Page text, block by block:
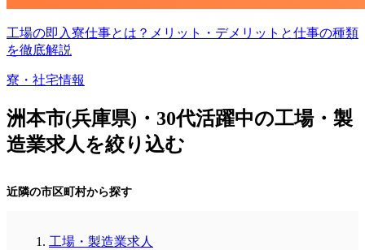
工場の即入寮仕事とは？メリット・デメリットと仕事の種類
を徹底解説
寮・社宅情報
洲本市(兵庫県)・30代活躍中の工場・製
造業求人を絞り込む
近隣の市区町村から探す
工場・製造業求人